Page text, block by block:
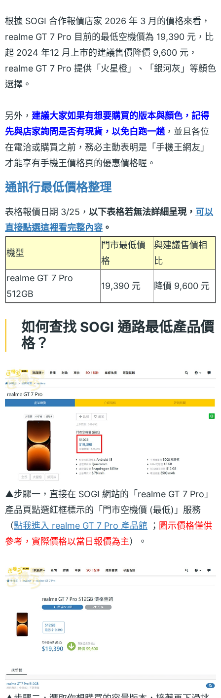
根據 SOGI 合作報價店家 2026 年 3 月的價格來看，
realme GT 7 Pro 目前的最低空機價為 19,390 元，比
起 2024 年12 月上市的建議售價降價 9,600 元，
realme GT 7 Pro 提供「火星橙」、「銀河灰」等顏色
選擇。
另外， 建議大家如果有想要購買的版本與顏色，記得
先與店家詢問是否有現貨，以免白跑一趟 ，並且各位
在電洽或購買之前，務必主動表明是「手機王網友」
才能享有手機王價格頁的優惠價格喔。
通訊行最低價格整理
表格報價日期 3/25， 以下表格若無法詳細呈現， 可以
直接點選這裡看完整內容 。
機型
門市最低價
格
與建議售價相
比
realme GT 7 Pro
512GB
19,390 元 降價 9,600 元
如何查找 SOGI 通路最低產品價
格？
▲步驟一，直接在 SOGI 網站的「realme GT 7 Pro」
產品頁點選紅框標示的「門市空機價 (最低)」服務
（點我進入 realme GT 7 Pro 產品館 ； 圖示價格僅供
參考，實際價格以當日報價為主）。